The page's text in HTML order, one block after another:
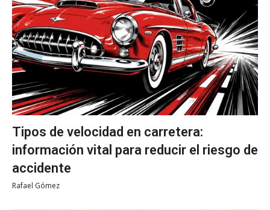
Tipos de velocidad en carretera:
información vital para reducir el riesgo de
accidente
Rafael Gómez